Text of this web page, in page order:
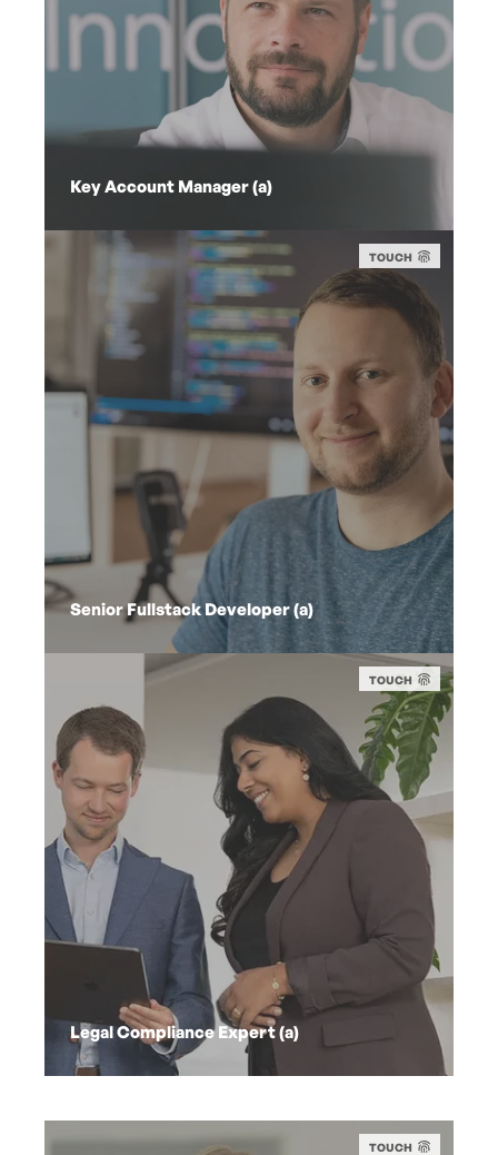
Key Account Manager (a)
TOUCH
Senior Fullstack Developer (a)
TOUCH
Legal Compliance Expert (a)
TOUCH